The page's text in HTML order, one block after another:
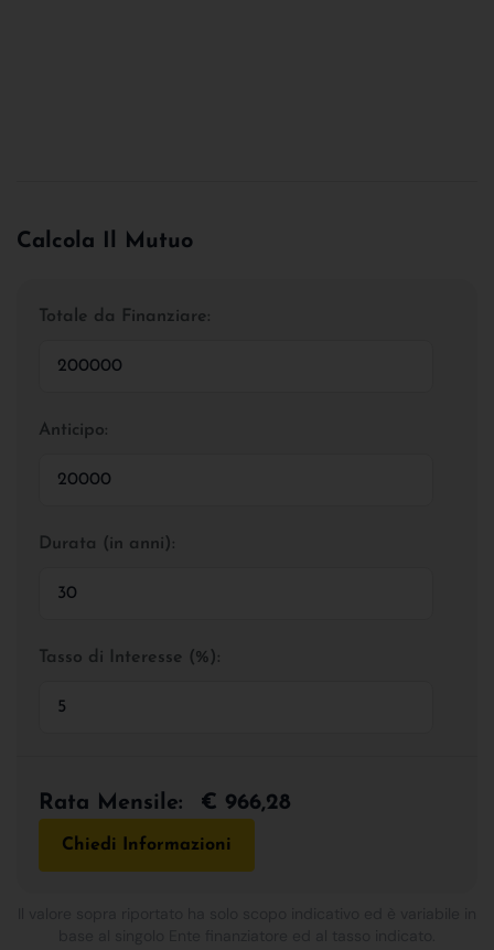
Calcola Il Mutuo
Totale da Finanziare:
Anticipo:
Durata (in anni):
Tasso di Interesse (%):
Rata Mensile: € 966,28
Chiedi Informazioni